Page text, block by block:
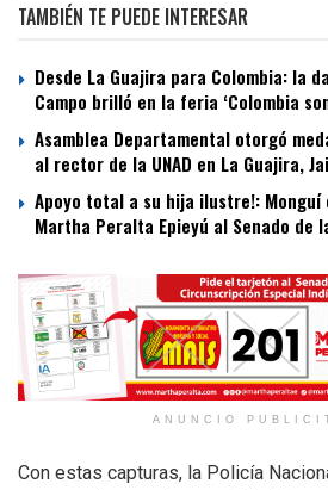
TAMBIÉN TE PUEDE INTERESAR
Desde La Guajira para Colombia: la
Campo brilló en la feria ‘Colombia
Asamblea Departamental otorgó
al rector de la UNAD en La Guajira,
Apoyo total a su hija ilustre!: Monguí
Martha Peralta Epieyú al Senado de
ANUNCIO
Con estas capturas, la Policía